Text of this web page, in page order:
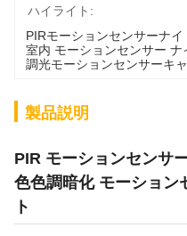
ハイライト:
PIRモーションセンサーナ
室内 モーションセンサー ナ
調光モーションセンサーキ
製品説明
PIR モーションセンサ
色色調暗化 モーション
ト